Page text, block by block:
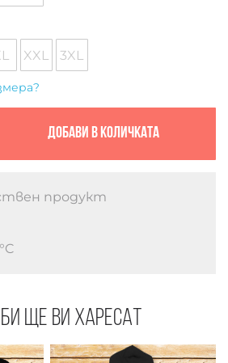
XXL 3XL
Добави в количката
продукт
ще ви харесат